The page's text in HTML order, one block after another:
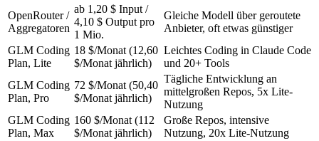
OpenRouter /
Aggregatoren
ab 1,20 $ Input /
4,10 $ Output pro
1 Mio.
Gleiche Modell über geroutete
Anbieter, oft etwas günstiger
GLM Coding
Plan, Lite
18 $/Monat (12,60
$/Monat jährlich)
Leichtes Coding in Claude Code
und 20+ Tools
GLM Coding
Plan, Pro
72 $/Monat (50,40
$/Monat jährlich)
Tägliche Entwicklung an
mittelgroßen Repos, 5x Lite-
Nutzung
GLM Coding
Plan, Max
160 $/Monat (112
$/Monat jährlich)
Große Repos, intensive
Nutzung, 20x Lite-Nutzung